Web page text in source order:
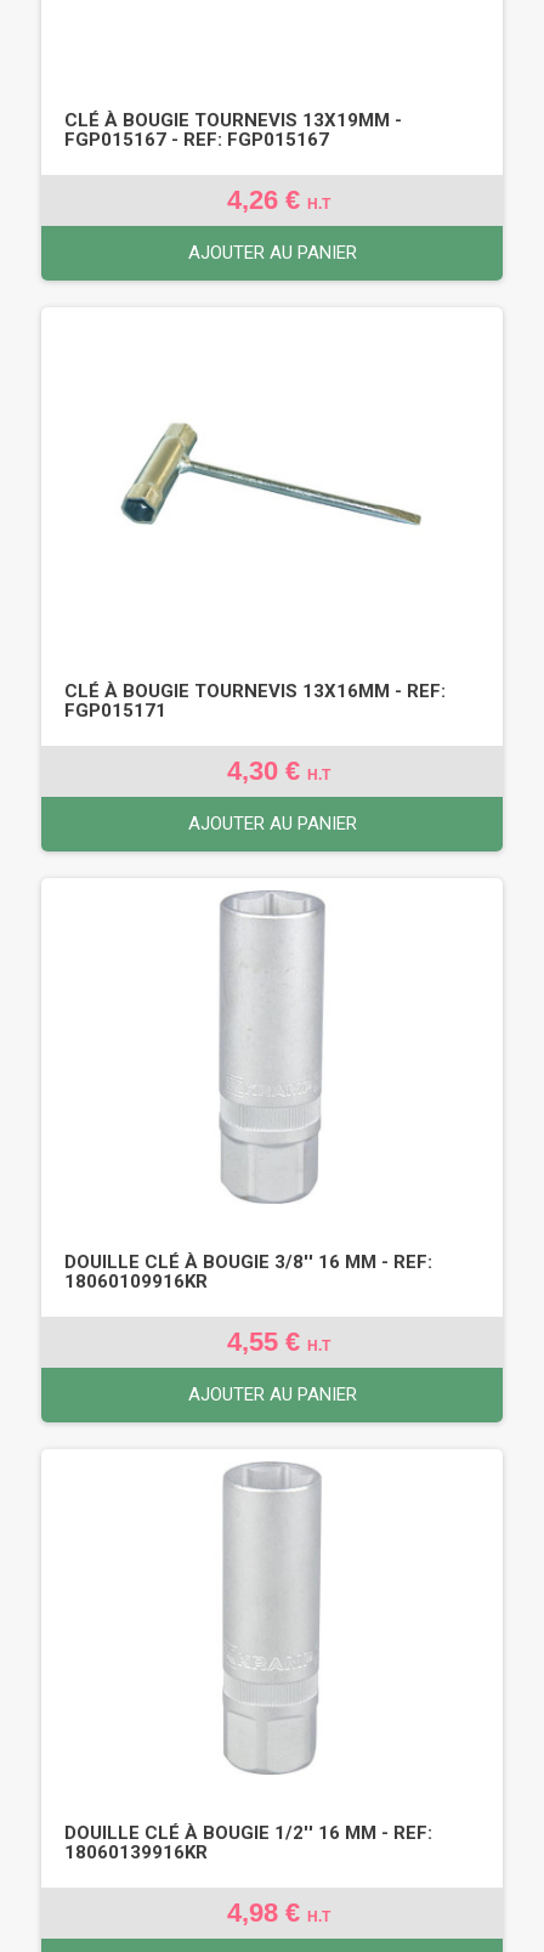
CLÉ À BOUGIE TOURNEVIS 13X19MM -
FGP015167 - REF: FGP015167
4,26 € H.T
AJOUTER AU PANIER
CLÉ À BOUGIE TOURNEVIS 13X16MM - REF:
FGP015171
4,30 € H.T
AJOUTER AU PANIER
DOUILLE CLÉ À BOUGIE 3/8'' 16 MM - REF:
18060109916KR
4,55 € H.T
AJOUTER AU PANIER
DOUILLE CLÉ À BOUGIE 1/2'' 16 MM - REF:
18060139916KR
4,98 € H.T